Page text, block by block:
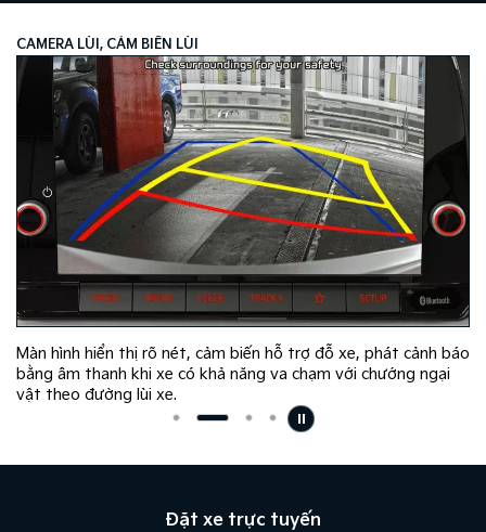
CAMERA LÙI, CẢM BIẾN LÙI
Màn hình hiển thị rõ nét, cảm biến hỗ trợ đỗ xe, phát cảnh báo
bằng âm thanh khi xe có khả năng va chạm với chướng ngại
vật theo đường lùi xe.
Đặt xe trực tuyến